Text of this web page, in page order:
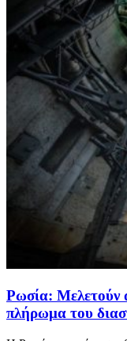
Ρωσία: Mελετούν
πλήρωμα του